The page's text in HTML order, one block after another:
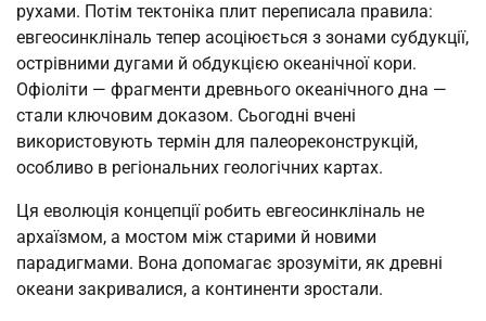
рухами. Потім тектоніка плит переписала правила:
евгеосинкліналь тепер асоціюється з зонами субдукції,
острівними дугами й обдукцією океанічної кори.
Офіоліти — фрагменти древнього океанічного дна —
стали ключовим доказом. Сьогодні вчені
використовують термін для палеореконструкцій,
особливо в регіональних геологічних картах.
Ця еволюція концепції робить евгеосинкліналь не
архаїзмом, а мостом між старими й новими
парадигмами. Вона допомагає зрозуміти, як древні
океани закривалися, а континенти зростали.